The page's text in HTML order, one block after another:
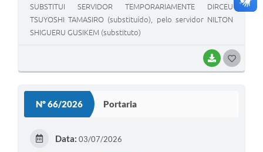
BAIXAR
SUBSTITUI SERVIDOR TEMPORARIAMENTE DIRCEU
TSUYOSHI TAMASIRO (substituído), pelo servidor NILTON
SHIGUERU GUSIKEM (substituto)
Nº 66/2026 Portaria
Data: 03/07/2026